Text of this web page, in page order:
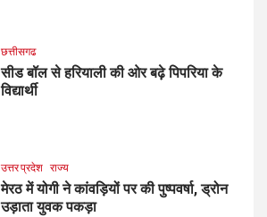
छत्तीसगढ
सीड बॉल से हरियाली की ओर बढ़े पिपरिया के
विद्यार्थी
उत्तर प्रदेश राज्य
मेरठ में योगी ने कांवड़ियों पर की पुष्पवर्षा, ड्रोन
उड़ाता युवक पकड़ा